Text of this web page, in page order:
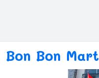
Bon Bon Mart